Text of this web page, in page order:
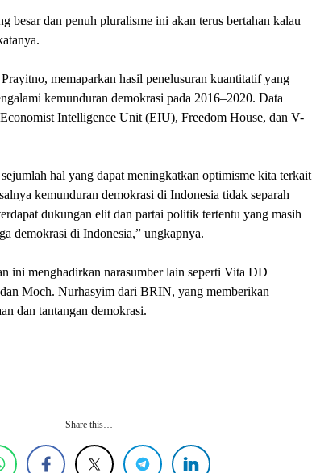
besar dan penuh pluralisme ini akan terus bertahan kalau
memaparkan hasil penelusuran kuantitatif yang
kemunduran demokrasi pada 2016–2020. Data
Intelligence Unit (EIU), Freedom House, dan V-
hal yang dapat meningkatkan optimisme kita terkait
kemunduran demokrasi di Indonesia tidak separah
dukungan elit dan partai politik tertentu yang masih
demokrasi di Indonesia,” ungkapnya.
ini menghadirkan narasumber lain seperti Vita DD
Moch. Nurhasyim dari BRIN, yang memberikan
dan tantangan demokrasi.
Share this…